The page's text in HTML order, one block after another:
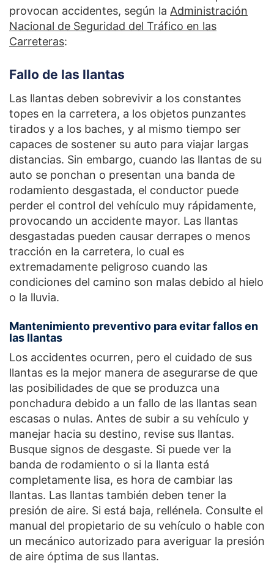
provocan accidentes, según la Administración
Nacional de Seguridad del Tráfico en las
Carreteras:
Fallo de las llantas
Las llantas deben sobrevivir a los constantes
topes en la carretera, a los objetos punzantes
tirados y a los baches, y al mismo tiempo ser
capaces de sostener su auto para viajar largas
distancias. Sin embargo, cuando las llantas de su
auto se ponchan o presentan una banda de
rodamiento desgastada, el conductor puede
perder el control del vehículo muy rápidamente,
provocando un accidente mayor. Las llantas
desgastadas pueden causar derrapes o menos
tracción en la carretera, lo cual es
extremadamente peligroso cuando las
condiciones del camino son malas debido al hielo
o la lluvia.
Mantenimiento preventivo para evitar fallos en
las llantas
Los accidentes ocurren, pero el cuidado de sus
llantas es la mejor manera de asegurarse de que
las posibilidades de que se produzca una
ponchadura debido a un fallo de las llantas sean
escasas o nulas. Antes de subir a su vehículo y
manejar hacia su destino, revise sus llantas.
Busque signos de desgaste. Si puede ver la
banda de rodamiento o si la llanta está
completamente lisa, es hora de cambiar las
llantas. Las llantas también deben tener la
presión de aire. Si está baja, rellénela. Consulte el
manual del propietario de su vehículo o hable con
un mecánico autorizado para averiguar la presión
de aire óptima de sus llantas.